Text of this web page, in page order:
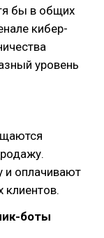
бы в общих
кибер-
уровень
и оплачивают
боты